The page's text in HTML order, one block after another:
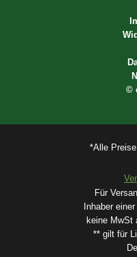
©
*Alle
Für
Inhaber
keine MwSt
** gilt für